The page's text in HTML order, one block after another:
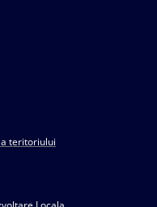
teritoriului